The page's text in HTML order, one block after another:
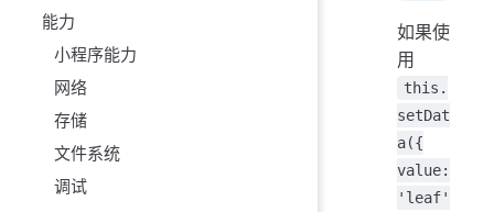
能力
小程序能力
网络
存储
文件系统
调试
如果使
用
this.
setDat
a({
value:
'leaf'